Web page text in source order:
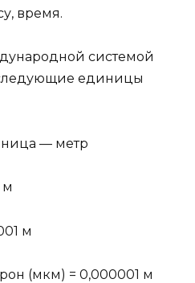
время.
системой
единицы
— метр
м
м
(мкм) = 0,000001 м